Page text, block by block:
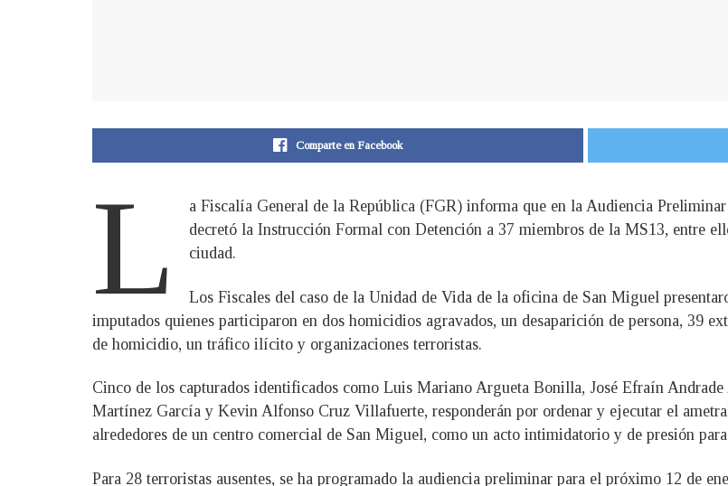
Comparte en Facebook
L
a Fiscalía General de la República (FGR) informa que en la Audiencia
decretó la Instrucción Formal con Detención a 37 miembros de la MS13, entre
ciudad.
Los Fiscales del caso de la Unidad de Vida de la oficina de San Miguel
imputados quienes participaron en dos homicidios agravados, un desaparición de persona, 39
de homicidio, un tráfico ilícito y organizaciones terroristas.
Cinco de los capturados identificados como Luis Mariano Argueta Bonilla, José Efraín
Martínez García y Kevin Alfonso Cruz Villafuerte, responderán por ordenar y ejecutar el
alrededores de un centro comercial de San Miguel, como un acto intimidatorio y de presión
Para 28 terroristas ausentes, se ha programado la audiencia preliminar para el próximo 12 de